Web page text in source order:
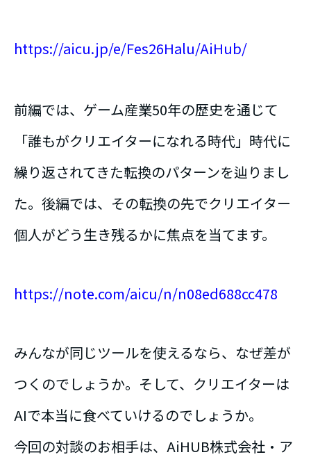
https://aicu.jp/e/Fes26Halu/AiHub/
前編では、ゲーム産業50年の歴史を通じて
「誰もがクリエイターになれる時代」時代に
繰り返されてきた転換のパターンを辿りまし
た。後編では、その転換の先でクリエイター
個人がどう生き残るかに焦点を当てます。
https://note.com/aicu/n/n08ed688cc478
みんなが同じツールを使えるなら、なぜ差が
つくのでしょうか。そして、クリエイターは
AIで本当に食べていけるのでしょうか。
今回の対談のお相手は、AiHUB株式会社・ア